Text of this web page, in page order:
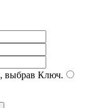
выбрав Ключ.